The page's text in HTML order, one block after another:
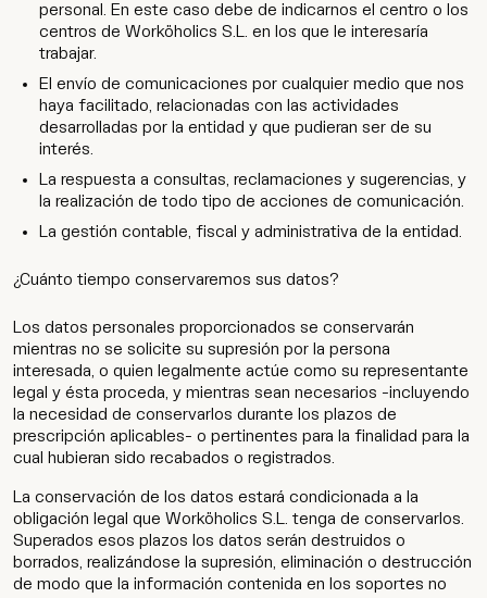
personal. En este caso debe de indicarnos el centro o los
centros de Worköholics S.L. en los que le interesaría
trabajar.
El envío de comunicaciones por cualquier medio que nos
haya facilitado, relacionadas con las actividades
desarrolladas por la entidad y que pudieran ser de su
interés.
La respuesta a consultas, reclamaciones y sugerencias, y
la realización de todo tipo de acciones de comunicación.
La gestión contable, fiscal y administrativa de la entidad.
¿Cuánto tiempo conservaremos sus datos?
Los datos personales proporcionados se conservarán
mientras no se solicite su supresión por la persona
interesada, o quien legalmente actúe como su representante
legal y ésta proceda, y mientras sean necesarios -incluyendo
la necesidad de conservarlos durante los plazos de
prescripción aplicables- o pertinentes para la finalidad para la
cual hubieran sido recabados o registrados.
La conservación de los datos estará condicionada a la
obligación legal que Worköholics S.L. tenga de conservarlos.
Superados esos plazos los datos serán destruidos o
borrados, realizándose la supresión, eliminación o destrucción
de modo que la información contenida en los soportes no